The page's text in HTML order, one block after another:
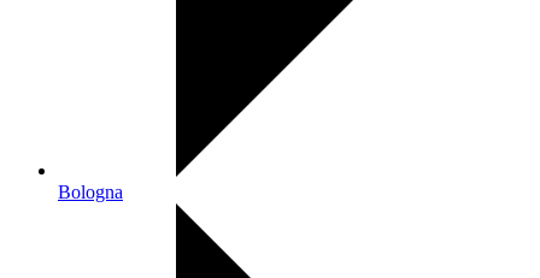
Bologna